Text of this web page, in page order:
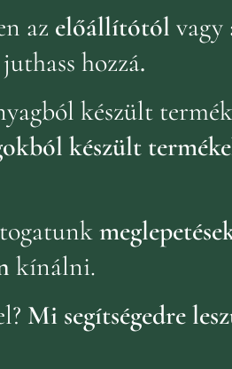
az előállítótól vagy
juthass hozzá.
készült
készült
kínálni.
Mi segítségedre